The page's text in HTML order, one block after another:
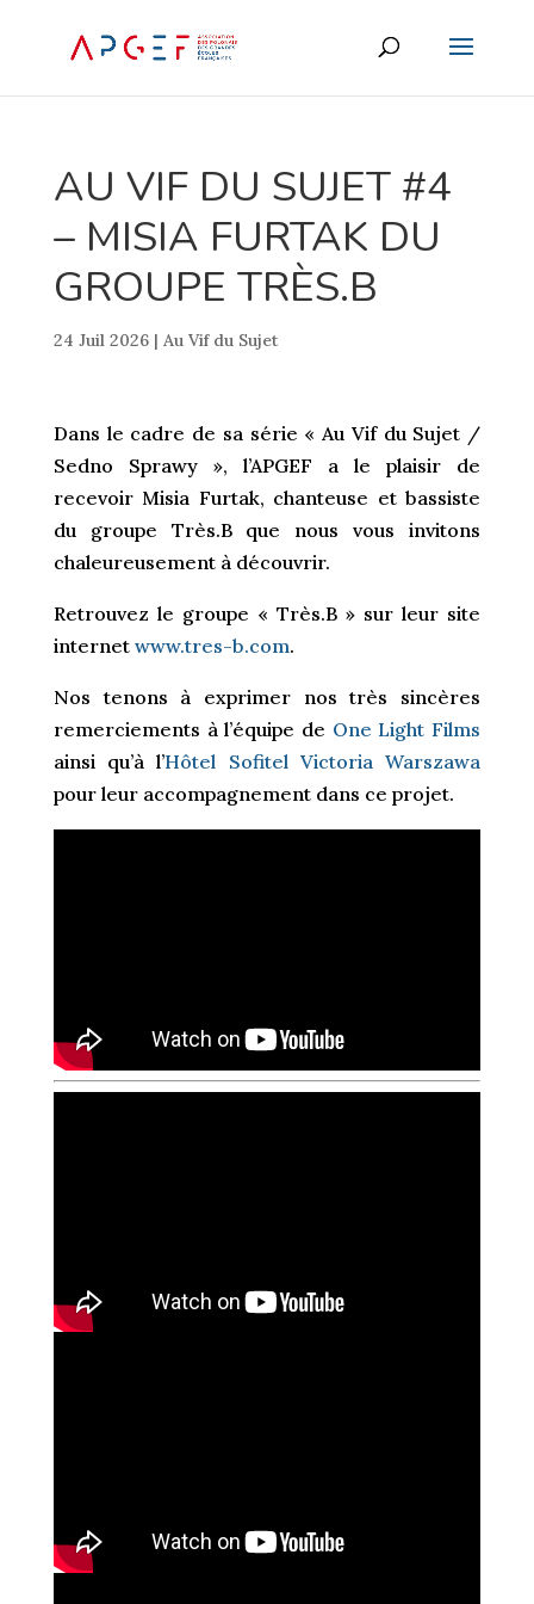
AU VIF DU SUJET #4
– MISIA FURTAK DU
GROUPE TRÈS.B
24 Juil 2026| Au Vif du Sujet
Dans le cadre de sa série « Au Vif du Sujet /
Sedno Sprawy », l’APGEF a le plaisir de
recevoir Misia Furtak, chanteuse et bassiste
du groupe Très.B que nous vous invitons
chaleureusement à découvrir.
Retrouvez le groupe « Très.B » sur leur site
internet www.tres-b.com.
Nos tenons à exprimer nos très sincères
remerciements à l’équipe de One Light Films
ainsi qu’à l’Hôtel Sofitel Victoria Warszawa
pour leur accompagnement dans ce projet.